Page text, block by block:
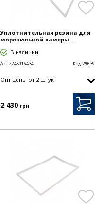
Уплотнительная резина для
морозильной камеры...
В наличии
Art:2248016434 Код:29639
Опт цены от 2 штук
2 430 грн